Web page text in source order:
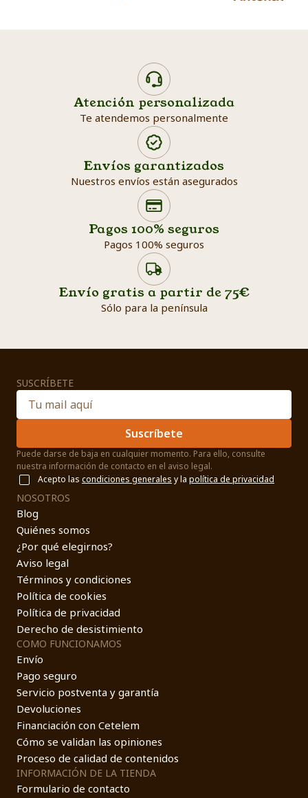
Atención personalizada
Te atendemos personalmente
Envíos garantizados
Nuestros envíos están asegurados
Pagos 100% seguros
Pagos 100% seguros
Envío gratis a partir de 75€
Sólo para la península
Search products
SUSCRÍBETE
Suscríbete
Puede darse de baja en cualquier momento. Para ello, consulte
nuestra información de contacto en el aviso legal.
Acepto las condiciones generales y la política de privacidad
NOSOTROS
Blog
Quiénes somos
¿Por qué elegirnos?
Aviso legal
Términos y condiciones
Política de cookies
Política de privacidad
Derecho de desistimiento
COMO FUNCIONAMOS
Envío
Pago seguro
Servicio postventa y garantía
Devoluciones
Financiación con Cetelem
Cómo se validan las opiniones
Proceso de calidad de contenidos
INFORMACIÓN DE LA TIENDA
Formulario de contacto